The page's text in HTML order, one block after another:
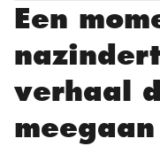
Een
verhaal
meegaan